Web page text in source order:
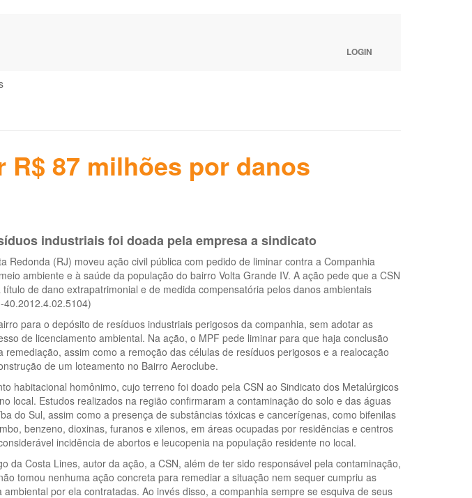
LOGIN
R$ 87 milhões por danos
industriais foi doada pela empresa a sindicato
Redonda (RJ) moveu ação civil pública com pedido de liminar contra a Companhia
ambiente e à saúde da população do bairro Volta Grande IV. A ação pede que a CSN
de dano extrapatrimonial e de medida compensatória pelos danos ambientais
40.2012.4.02.5104)
para o depósito de resíduos industriais perigosos da companhia, sem adotar as
de licenciamento ambiental. Na ação, o MPF pede liminar para que haja conclusão
assim como a remoção das células de resíduos perigosos e a realocação
de um loteamento no Bairro Aeroclube.
habitacional homônimo, cujo terreno foi doado pela CSN ao Sindicato dos Metalúrgicos
local. Estudos realizados na região confirmaram a contaminação do solo e das águas
do Sul, assim como a presença de substâncias tóxicas e cancerígenas, como bifenilas
benzeno, dioxinas, furanos e xilenos, em áreas ocupadas por residências e centros
incidência de abortos e leucopenia na população residente no local.
da Costa Lines, autor da ação, a CSN, além de ter sido responsável pela contaminação,
tomou nenhuma ação concreta para remediar a situação nem sequer cumpriu as
por ela contratadas. Ao invés disso, a companhia sempre se esquiva de seus